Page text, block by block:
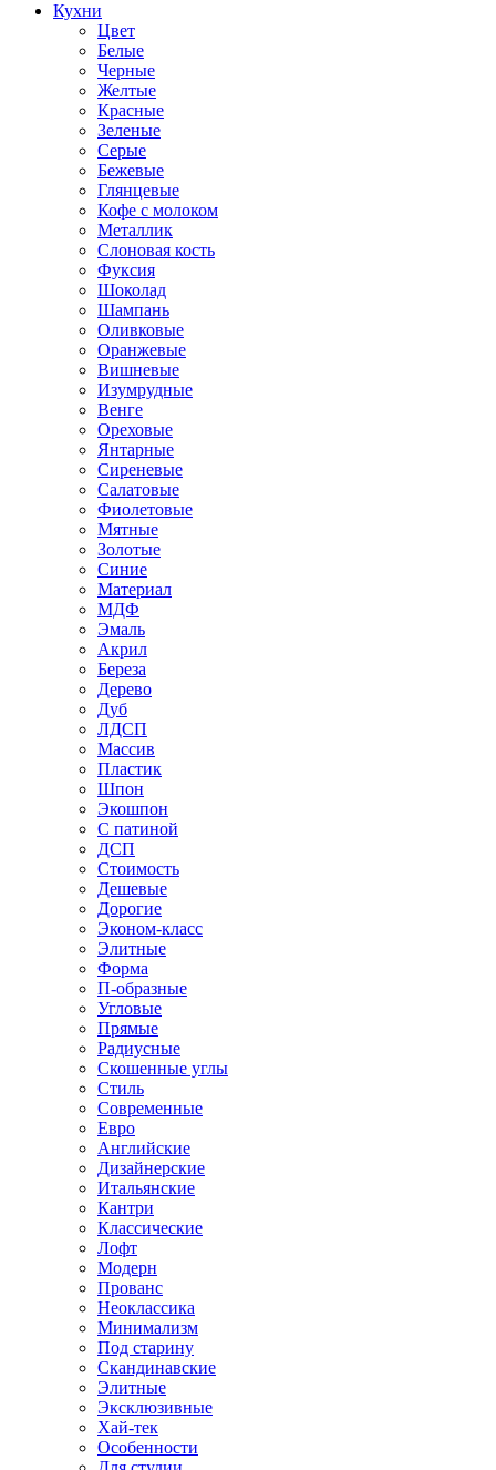
Кухни
Цвет
Белые
Черные
Желтые
Красные
Зеленые
Серые
Бежевые
Глянцевые
Кофе с молоком
Металлик
Слоновая кость
Фуксия
Шоколад
Шампань
Оливковые
Оранжевые
Вишневые
Изумрудные
Венге
Ореховые
Янтарные
Сиреневые
Салатовые
Фиолетовые
Мятные
Золотые
Синие
Материал
МДФ
Эмаль
Акрил
Береза
Дерево
Дуб
ЛДСП
Массив
Пластик
Шпон
Экошпон
С патиной
ДСП
Стоимость
Дешевые
Дорогие
Эконом-класс
Элитные
Форма
П-образные
Угловые
Прямые
Радиусные
Скошенные углы
Стиль
Современные
Евро
Английские
Дизайнерские
Итальянские
Кантри
Классические
Лофт
Модерн
Прованс
Неоклассика
Минимализм
Под старину
Скандинавские
Элитные
Эксклюзивные
Хай-тек
Особенности